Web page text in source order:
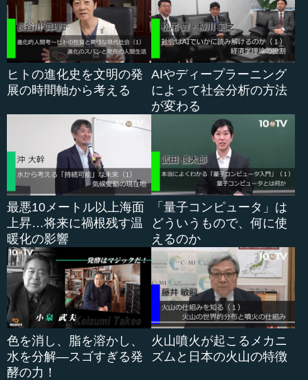
が異なる主張をする中で、政治家はそれをどのように受け
止めて、どう判断していけば良いのかということです。
これは医学に限らず、経済問題など、さまざまな分野で
当てはまります。曽根先生、政治家としては、専門家の意
見の取捨選択にどのように判断していけば良いのでしょう
曽根 はい。前提条件として、今回の新型コロナには、未
知という問題と、そのことに対する恐れという問題があ
り、つまり「分からないから怖い」という心理が国民の根
底にあります。ですので、最後にはその国民の心理を乗り
越えなければならないのですが、政治家はどうしてもそれ
を前提として議論せざるを得ません。
もう一つ、専門家と政治家、あるいは専門的な知識と政
策決定の関係は、昔からの大きな課題です。つまり、専門
家が意思決定に加わった方が良いとする一つの立場と、逆
に政治家が専門的な知識や基本的なデータを読み込む能力
を持つ必要があるとする、もう一つの立場があります。現
実はその折衷なのでしょうが、大きく分けてその2つのどち
らを取るかと...
ヒトの進化史を文明の発
展の時間軸から考える
AIやディープラーニング
によって社会分析の方法
が変わる
最悪10メートル以上海面
上昇…将来に禍根残す温
暖化の影響
「量子コンピュータ」は
どういうもので、何に使
えるのか
色を消し、脂を溶かし、
水を分解―スゴすぎる発
酵の力！
火山噴火が起こるメカニ
ズムと日本の火山の特徴